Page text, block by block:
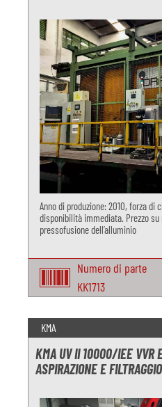
Anno di produzione: 2010, forza di
disponibilità immediata. Prezzo
pressofusione dell’alluminio
Numero di parte
KK1713
KMA
KMA UV II 10000/IEE VVR
ASPIRAZIONE E